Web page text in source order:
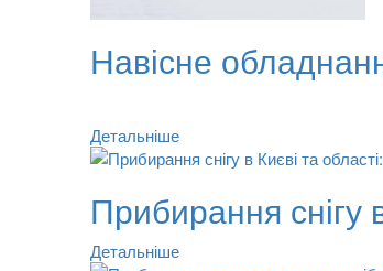
Навісне
Детальніше
Прибирання снігу
Детальніше